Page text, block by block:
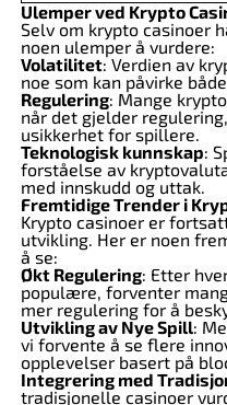
Ulemper ved Krypto
Selv om krypto casinoer
noen ulemper å vurdere:
Volatilitet: Verdien av
noe som kan påvirke
Regulering: Mange
når det gjelder
usikkerhet for spillere.
Teknologisk kunnskap:
forståelse av
med innskudd og uttak.
Fremtidige Trender i
Krypto casinoer er
utvikling. Her er noen
å se:
Økt Regulering: Etter
populære, forventer
mer regulering for å
Utvikling av Nye Spill:
vi forvente å se flere
opplevelser basert på
Integrering med
tradisjonelle casinoer